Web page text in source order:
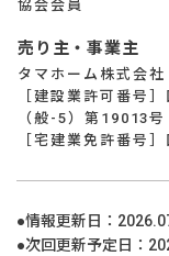
協会会員
売り主・事業主
タマホーム株式会社
［建設業許可番号
（般-5）第19013号
［宅建業免許番号
●情報更新日：
●次回更新予定日：